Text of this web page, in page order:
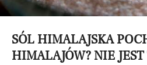
SÓL HIMALAJSKA
HIMALAJÓW? NIE